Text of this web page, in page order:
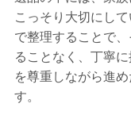
こっそり大切にし
で整理することで
ることなく、丁寧
を尊重しながら進
す。